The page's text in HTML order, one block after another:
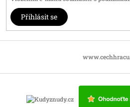
Přihlásit se